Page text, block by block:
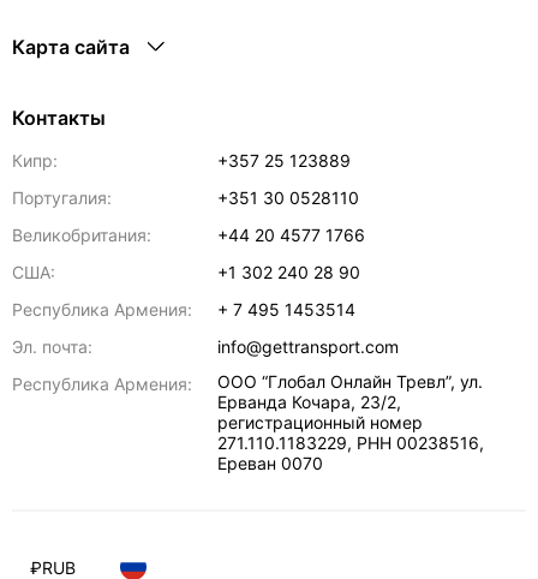
Карта сайта
Контакты
Кипр:
+357 25 123889
Португалия:
+351 30 0528110
Великобритания:
+44 20 4577 1766
США:
+1 302 240 28 90
Республика Армения:
+ 7 495 1453514
Эл. почта:
info@gettransport.com
Республика Армения:
ООО “Глобал Онлайн Тревл”, ул.
Ерванда Кочара, 23/2,
регистрационный номер
271.110.1183229, РНН 00238516,
Ереван 0070
₽RUB